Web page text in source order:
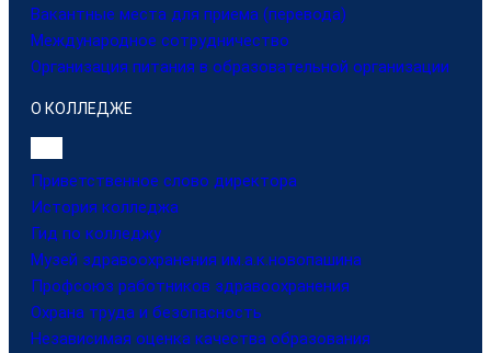
Вакантные места для приема (перевода)
Международное сотрудничество
Организация питания в образовательной организации
О КОЛЛЕДЖЕ
Приветственное слово директора
История колледжа
Гид по колледжу
Музей здравоохранения им.а.к.новопашина
Профсоюз работников здравоохранения
Охрана труда и безопасность
Независимая оценка качества образования